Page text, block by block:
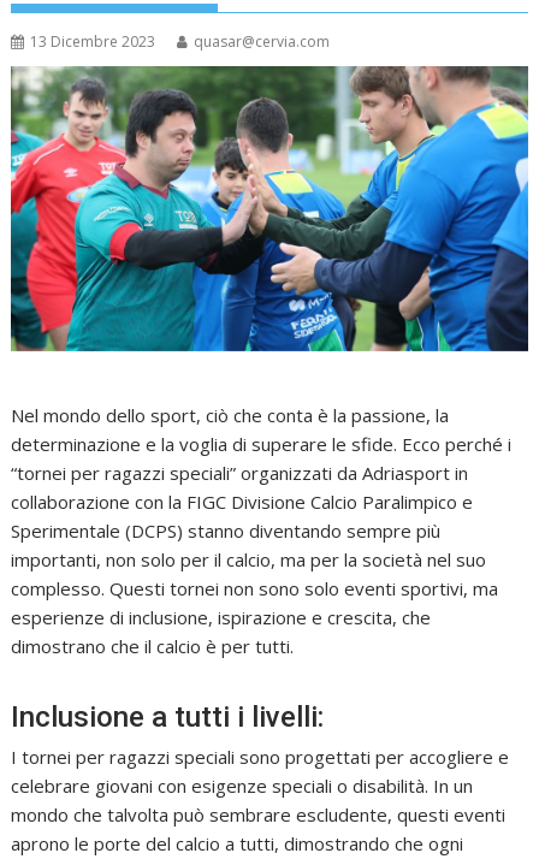
13 Dicembre 2023 quasar@cervia.com
Nel mondo dello sport, ciò che conta è la passione, la
determinazione e la voglia di superare le sfide. Ecco perché i
“tornei per ragazzi speciali” organizzati da Adriasport in
collaborazione con la FIGC Divisione Calcio Paralimpico e
Sperimentale (DCPS) stanno diventando sempre più
importanti, non solo per il calcio, ma per la società nel suo
complesso. Questi tornei non sono solo eventi sportivi, ma
esperienze di inclusione, ispirazione e crescita, che
dimostrano che il calcio è per tutti.
Inclusione a tutti i livelli:
I tornei per ragazzi speciali sono progettati per accogliere e
celebrare giovani con esigenze speciali o disabilità. In un
mondo che talvolta può sembrare escludente, questi eventi
aprono le porte del calcio a tutti, dimostrando che ogni